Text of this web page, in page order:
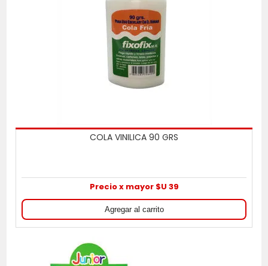
COLA VINILICA 90 GRS
Precio x mayor $U 39